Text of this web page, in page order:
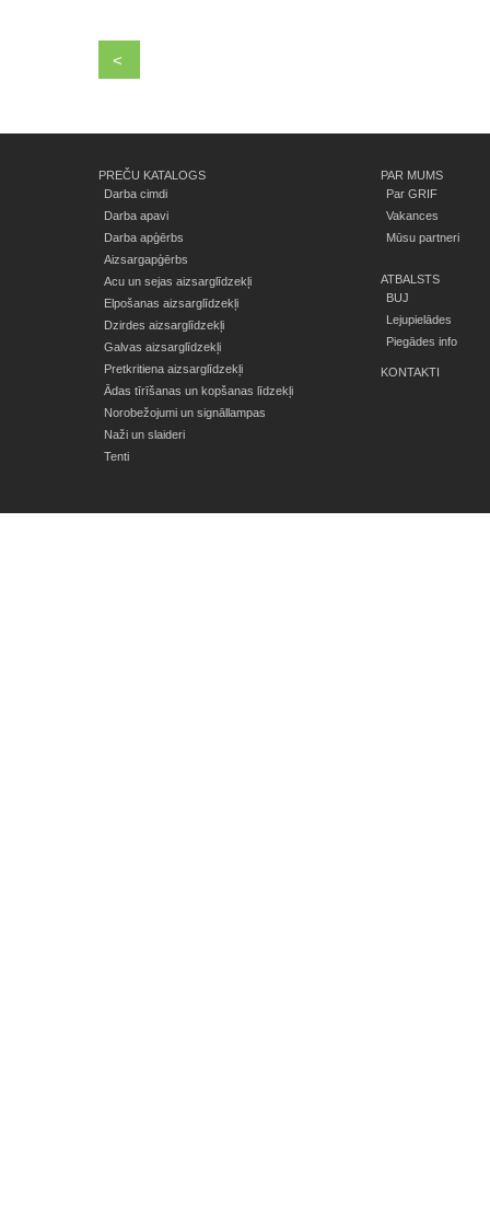
<
PREČU KATALOGS
Darba cimdi
Darba apavi
Darba apģērbs
Aizsargapģērbs
Acu un sejas aizsarglīdzekļi
Elpošanas aizsarglīdzekļi
Dzirdes aizsarglīdzekļi
Galvas aizsarglīdzekļi
Pretkritiena aizsarglīdzekļi
Ādas tīrīšanas un kopšanas līdzekļi
Norobežojumi un signāllampas
Naži un slaideri
Tenti
PAR MUMS
Par GRIF
Vakances
Mūsu partneri
ATBALSTS
BUJ
Lejupielādes
Piegādes info
KONTAKTI